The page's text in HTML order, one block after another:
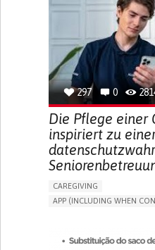
ALLEVIATING ALLERGIES
PREVENTING
RESEARCH/MAPPING)
CAREGIVING SUPPORT
SPAIN
297 0
Die Pflege einer
inspiriert zu
CAREGIVING
APP (INCLUDING WHEN
ASSISTIVE DAILY LIFE
PROMOTING SELF-